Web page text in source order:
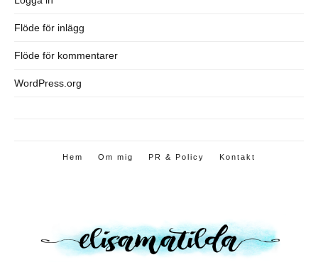
Flöde för inlägg
Flöde för kommentarer
WordPress.org
Hem Om mig PR & Policy Kontakt